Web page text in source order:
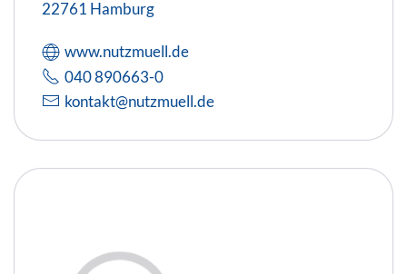
22761 Hamburg
www.nutzmuell.de
040 890663-0
kontakt@nutzmuell.de